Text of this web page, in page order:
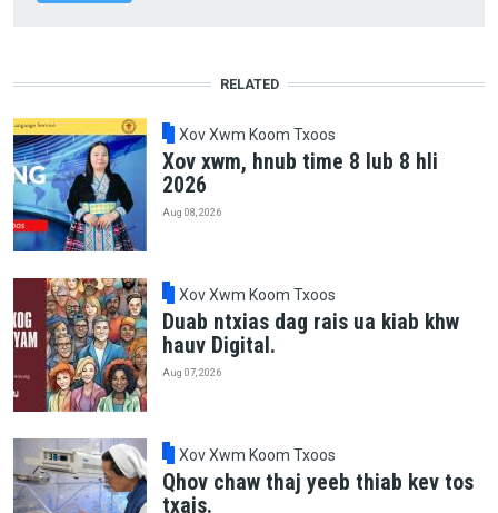
RELATED
Xov Xwm Koom Txoos
Xov xwm, hnub time 8 lub 8 hli
2026
Aug 08, 2026
Xov Xwm Koom Txoos
Duab ntxias dag rais ua kiab khw
hauv Digital.
Aug 07, 2026
Xov Xwm Koom Txoos
Qhov chaw thaj yeeb thiab kev tos
txais.